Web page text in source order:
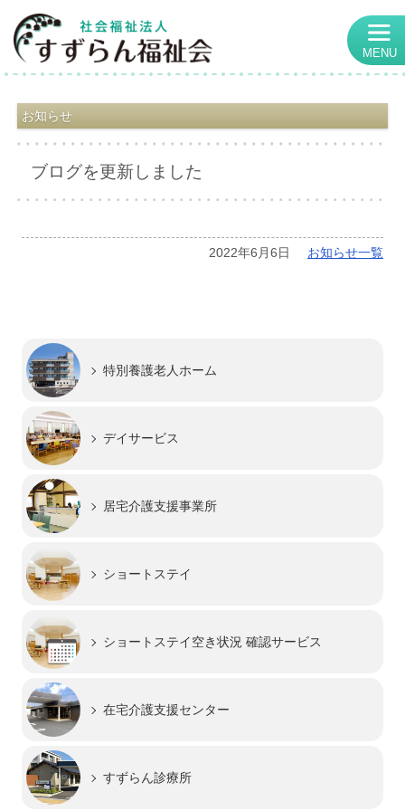
MENU
お知らせ
ブログを更新しました
2022年6月6日 お知らせ一覧
特別養護老人ホーム
デイサービス
居宅介護支援事業所
ショートステイ
ショートステイ空き状況 確認サービス
在宅介護支援センター
すずらん診療所